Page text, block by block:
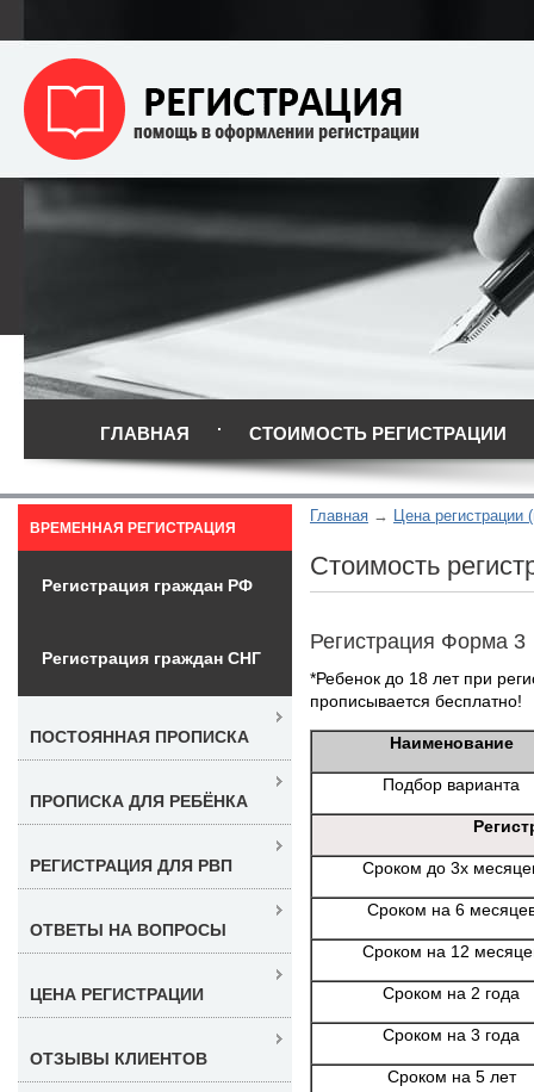
ГЛАВНАЯ СТОИМОСТЬ РЕГИСТРАЦИИ
Главная Цена регистрации
Стоимость
Регистрация Форма 3
*Ребенок до 18 лет при
прописывается бесплатно!
Наименование
Подбор варианта
Сроком до 3х
Сроком на 6
Сроком на 12
Сроком на 2 года
Сроком на 3 года
Сроком на 5 лет
ВРЕМЕННАЯ РЕГИСТРАЦИЯ
Регистрация граждан РФ
Регистрация граждан СНГ
ПОСТОЯННАЯ ПРОПИСКА
ПРОПИСКА ДЛЯ РЕБЁНКА
РЕГИСТРАЦИЯ ДЛЯ РВП
ОТВЕТЫ НА ВОПРОСЫ
ЦЕНА РЕГИСТРАЦИИ
ОТЗЫВЫ КЛИЕНТОВ